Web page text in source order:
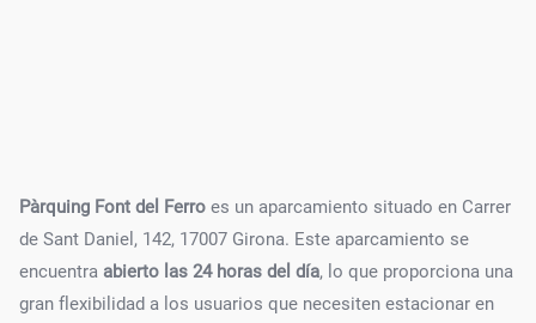
Pàrquing Font del Ferro es un aparcamiento situado en Carrer
de Sant Daniel, 142, 17007 Girona. Este aparcamiento se
encuentra abierto las 24 horas del día, lo que proporciona una
gran flexibilidad a los usuarios que necesiten estacionar en